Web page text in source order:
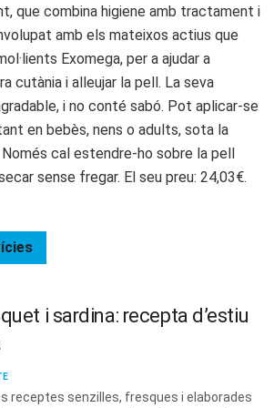
que combina higiene amb tractament i
amb els mateixos actius que
Exomega, per a ajudar a
cutània i alleujar la pell. La seva
i no conté sabó. Pot aplicar-se
en bebès, nens o adults, sota la
cal estendre-ho sobre la pell
sense fregar. El seu preu: 24,03€.
i sardina: recepta d’estiu
receptes senzilles, fresques i elaborades